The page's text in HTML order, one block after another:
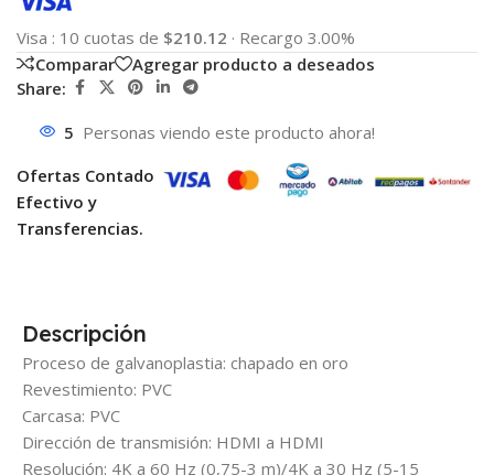
Visa : 10 cuotas de $210.12 · Recargo 3.00%
Comparar
Agregar producto a deseados
Share:
5 Personas viendo este producto ahora!
Ofertas Contado
Efectivo y
Transferencias.
Descripción
Proceso de galvanoplastia: chapado en oro
Revestimiento: PVC
Carcasa: PVC
Dirección de transmisión: HDMI a HDMI
Resolución: 4K a 60 Hz (0,75-3 m)/4K a 30 Hz (5-15